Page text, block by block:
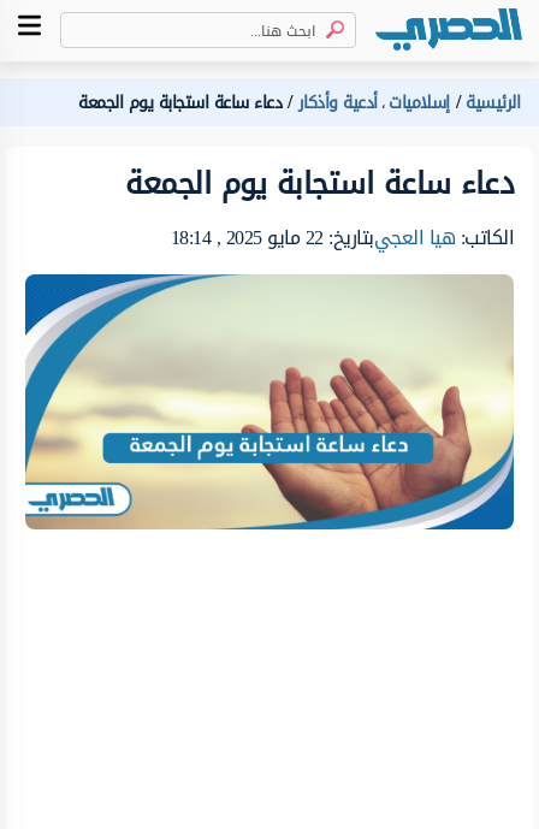
الرئيسية إسلاميات،أدعية وأذكار دعاء ساعة استجابة يوم الجمعة
دعاء ساعة استجابة يوم الجمعة
الكاتب:هيا العجيبتاريخ: 22 مايو 2025 , 18:14